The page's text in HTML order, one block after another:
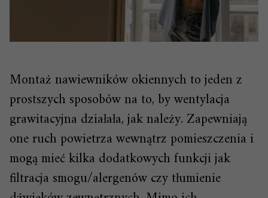
Montaż nawiewników okiennych to jeden z
prostszych sposobów na to, by wentylacja
grawitacyjna działała, jak należy. Zapewniają
one ruch powietrza wewnątrz pomieszczenia i
mogą mieć kilka dodatkowych funkcji jak
filtracja smogu/alergenów czy tłumienie